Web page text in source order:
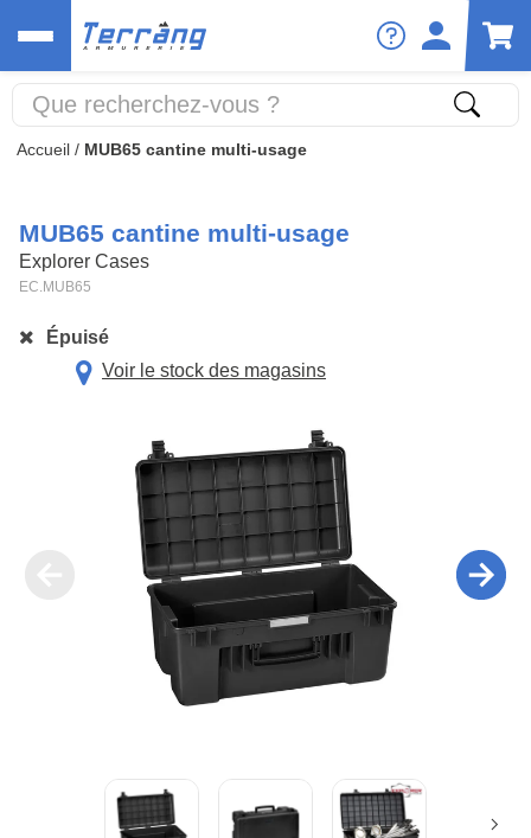
Accueil / MUB65 cantine multi-usage
MUB65 cantine multi-usage
Explorer Cases
EC.MUB65
Épuisé
Voir le stock des magasins